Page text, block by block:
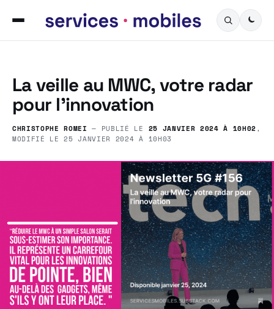
La veille au MWC, votre radar
pour l’innovation
CHRISTOPHE ROMEI — PUBLIÉ LE 25 JANVIER 2024 À 10H02,
MODIFIÉ LE25 JANVIER 2024 À 10H03